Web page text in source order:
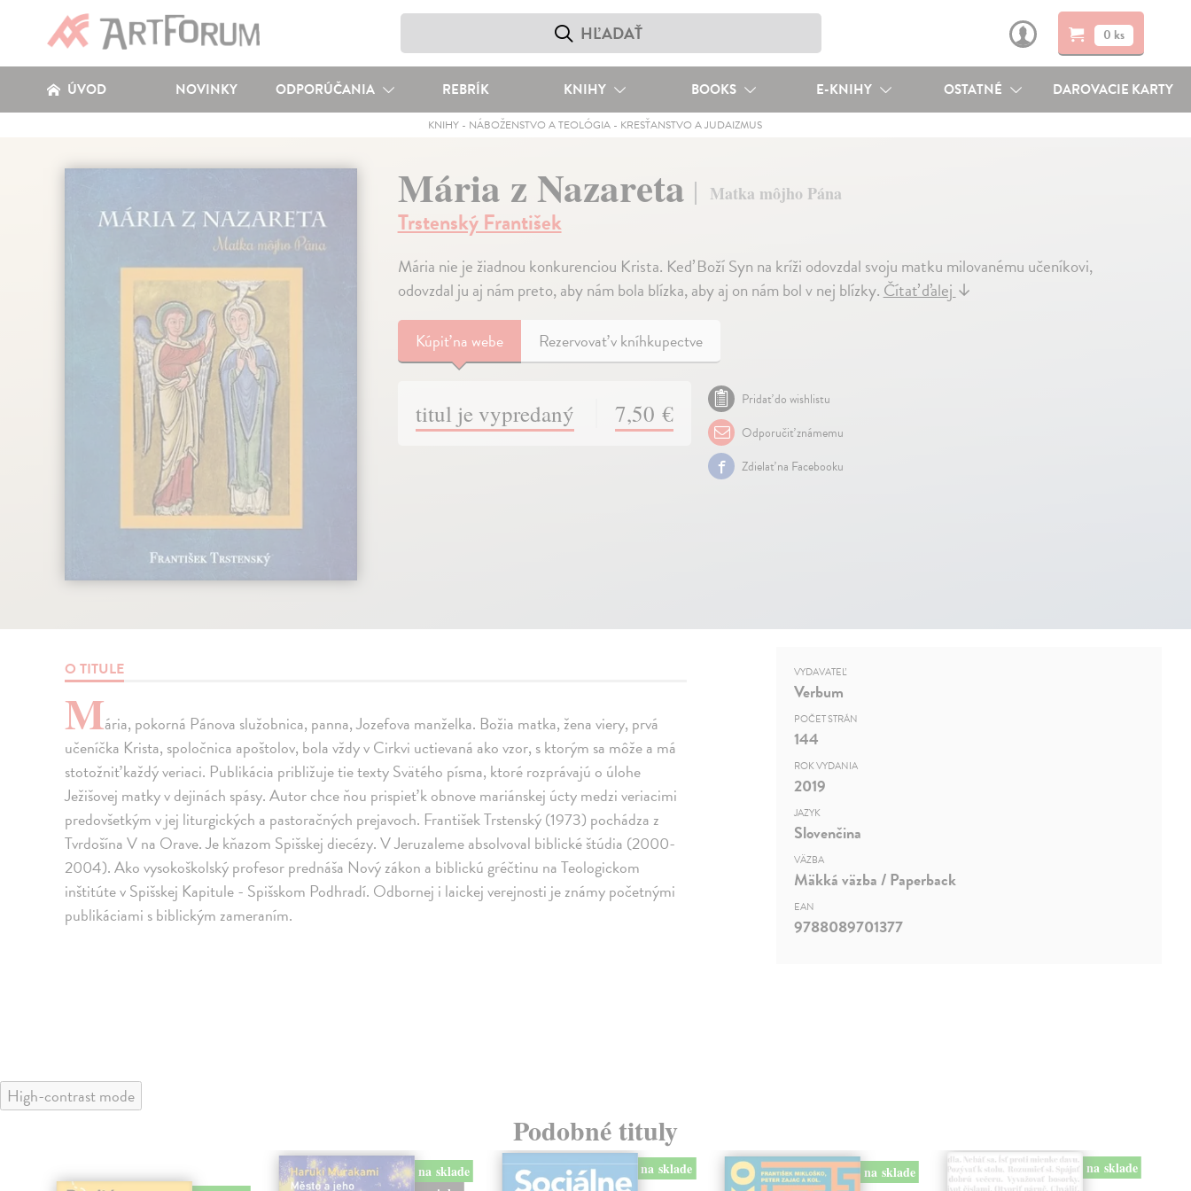
0 ks
ÚVOD NOVINKY ODPORÚČANIA REBRÍK KNIHY BOOKS E-KNIHY OSTATNÉ DAROVACIE KARTY
KNIHY - NÁBOŽENSTVO A TEOLÓGIA - KRESŤANSTVO A JUDAIZMUS
Mária z Nazareta Matka môjho Pána
Trstenský František
Mária nie je žiadnou konkurenciou Krista. Keď Boží Syn na kríži odovzdal svoju matku milovanému učeníkovi,
odovzdal ju aj nám preto, aby nám bola blízka, aby aj on nám bol v nej blízky.Čítať ďalej↓
Kúpiťna webe Rezervovať v kníhkupectve
titul je vypredaný 7,50 €
Pridať do wishlistu
Odporučiť známemu
Zdielať na Facebooku
O TITULE
Mária, pokorná Pánova služobnica, panna, Jozefova manželka. Božia matka, žena viery, prvá
učeníčka Krista, spoločnica apoštolov, bola vždy v Cirkvi uctievaná ako vzor, s ktorým sa môže a má
stotožniť každý veriaci. Publikácia približuje tie texty Svätého písma, ktoré rozprávajú o úlohe
Ježišovej matky v dejinách spásy. Autor chce ňou prispieť k obnove mariánskej úcty medzi veriacimi
predovšetkým v jej liturgických a pastoračných prejavoch. František Trstenský (1973) pochádza z
Tvrdošína V na Orave. Je kňazom Spišskej diecézy. V Jeruzaleme absolvoval biblické štúdia (2000-
2004). Ako vysokoškolský profesor prednáša Nový zákon a biblickú gréčtinu na Teologickom
inštitúte v Spišskej Kapitule - Spišskom Podhradí. Odbornej i laickej verejnosti je známy početnými
publikáciami s biblickým zameraním.
VYDAVATEĽ
Verbum
POČET STRÁN
144
ROK VYDANIA
2019
JAZYK
Slovenčina
VÄZBA
Mäkká väzba / Paperback
EAN
9788089701377
High-contrast mode
Podobné tituly
na sklade
na sklade na sklade na sklade